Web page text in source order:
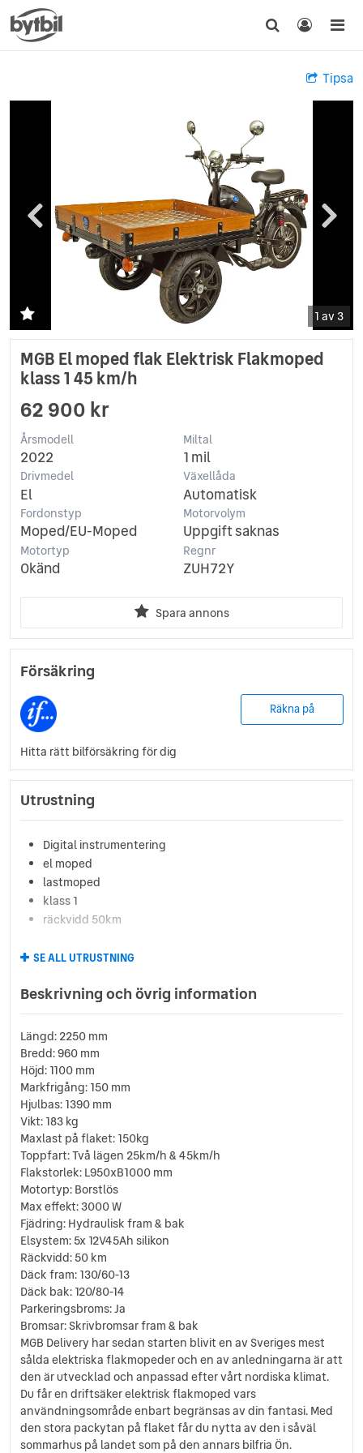
Tipsa
1 av 3
MGB El moped flak Elektrisk Flakmoped
klass 1 45 km/h
62 900 kr
Årsmodell
2022
Miltal
1 mil
Drivmedel
El
Växellåda
Automatisk
Fordonstyp
Moped/EU-Moped
Motorvolym
Uppgift saknas
Motortyp
Okänd
Regnr
ZUH72Y
Spara annons
Försäkring
Räkna på
Hitta rätt bilförsäkring för dig
Utrustning
Digital instrumentering
el moped
lastmoped
klass 1
räckvidd 50km
SE ALL UTRUSTNING
Beskrivning och övrig information
Längd: 2250 mm
Bredd: 960 mm
Höjd: 1100 mm
Markfrigång: 150 mm
Hjulbas: 1390 mm
Vikt: 183 kg
Maxlast på flaket: 150kg
Toppfart: Två lägen 25km/h & 45km/h
Flakstorlek: L950xB1000 mm
Motortyp: Borstlös
Max effekt: 3000 W
Fjädring: Hydraulisk fram & bak
Elsystem: 5x 12V45Ah silikon
Räckvidd: 50 km
Däck fram: 130/60-13
Däck bak: 120/80-14
Parkeringsbroms: Ja
Bromsar: Skrivbromsar fram & bak
MGB Delivery har sedan starten blivit en av Sveriges mest
sålda elektriska flakmopeder och en av anledningarna är att
den är utvecklad och anpassad efter vårt nordiska klimat.
Du får en driftsäker elektrisk flakmoped vars
användningsområde enbart begränsas av din fantasi. Med
den stora packytan på flaket får du nytta av den i såväl
sommarhus på landet som på den annars bilfria Ön.